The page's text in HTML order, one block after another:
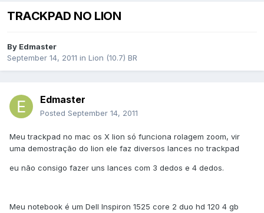
TRACKPAD NO LION
By Edmaster
September 14, 2011 in Lion (10.7) BR
Edmaster
Posted September 14, 2011
Meu trackpad no mac os X lion só funciona rolagem zoom, vir
uma demostração do lion ele faz diversos lances no trackpad
eu não consigo fazer uns lances com 3 dedos e 4 dedos.
Meu notebook é um Dell Inspiron 1525 core 2 duo hd 120 4 gb